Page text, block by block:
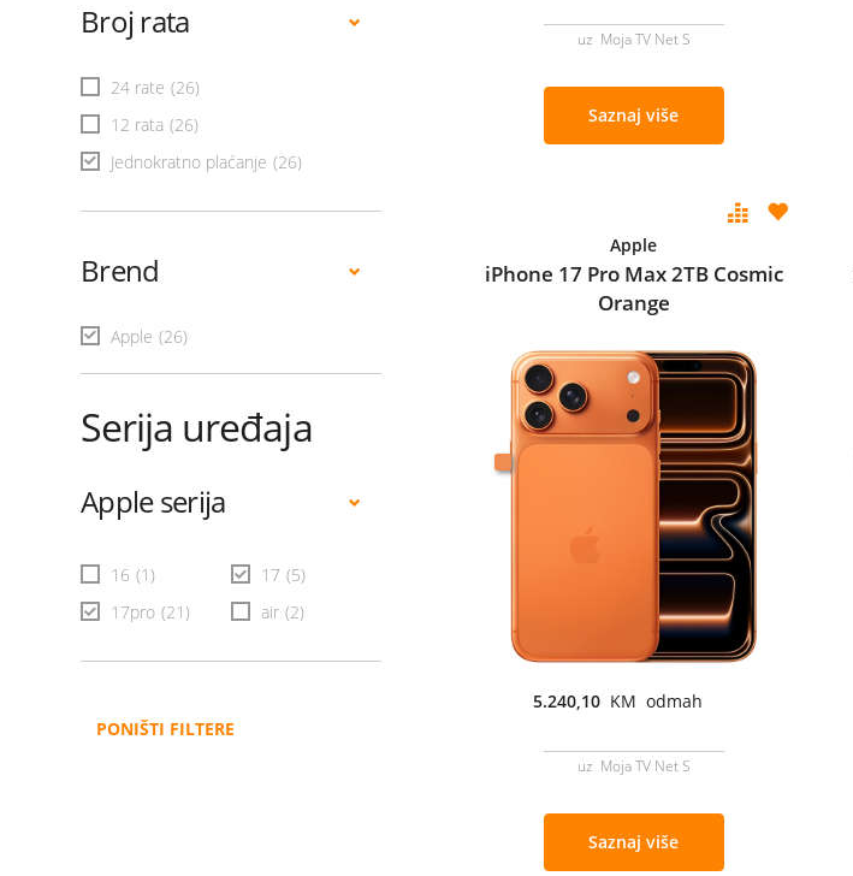
Broj rata
24 rate (26)
12 rata (26)
Jednokratno plaćanje (26)
Brend
Apple (26)
Serija uređaja
Apple serija
16 (1) 17 (5)
17pro (21) air (2)
PONIŠTI FILTERE
uz Moja TV Net S
Saznaj više
Apple
iPhone 17 Pro Max 2TB Cosmic
Orange
5.240,10 KM odmah
uz Moja TV Net S
Saznaj više